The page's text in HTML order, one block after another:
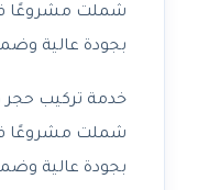
شملت مشروعًا في
بجودة عالية
خدمة تركيب
شملت مشروعًا في
بجودة عالية